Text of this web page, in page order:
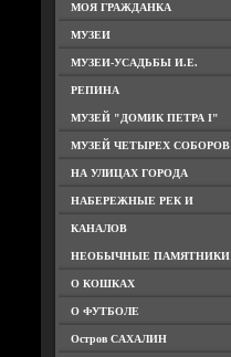
МОЯ ГРАЖДАНКА
МУЗЕИ
МУЗЕИ-УСАДЬБЫ И.Е.
РЕПИНА
МУЗЕЙ "ДОМИК ПЕТРА I"
МУЗЕЙ ЧЕТЫРЕХ СОБОРОВ
НА УЛИЦАХ ГОРОДА
НАБЕРЕЖНЫЕ РЕК И
КАНАЛОВ
НЕОБЫЧНЫЕ ПАМЯТНИКИ
О КОШКАХ
О ФУТБОЛЕ
Остров САХАЛИН